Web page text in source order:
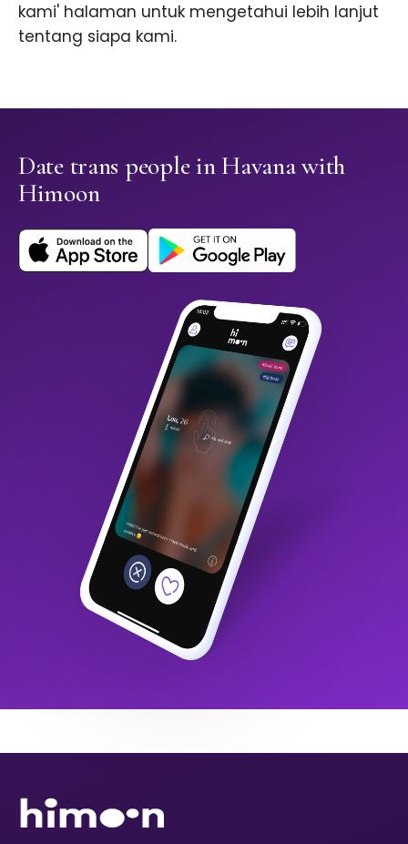
kami' halaman untuk mengetahui lebih lanjut
tentang siapa kami.
Date trans people in Havana with
Himoon